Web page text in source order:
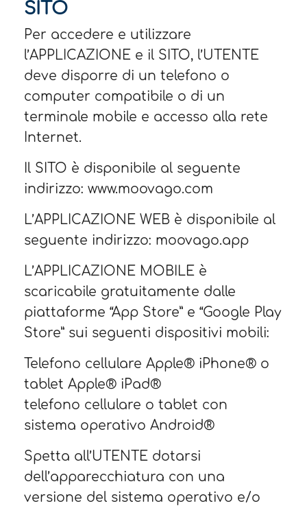
SITO
Per accedere e utilizzare
l’APPLICAZIONE e il SITO, l’UTENTE
deve disporre di un telefono o
computer compatibile o di un
terminale mobile e accesso alla rete
Internet.
Il SITO è disponibile al seguente
indirizzo: www.moovago.com
L’APPLICAZIONE WEB è disponibile al
seguente indirizzo: moovago.app
L’APPLICAZIONE MOBILE è
scaricabile gratuitamente dalle
piattaforme “App Store” e “Google Play
Store” sui seguenti dispositivi mobili:
Telefono cellulare Apple® iPhone® o
tablet Apple® iPad®
telefono cellulare o tablet con
sistema operativo Android®
Spetta all’UTENTE dotarsi
dell’apparecchiatura con una
versione del sistema operativo e/o